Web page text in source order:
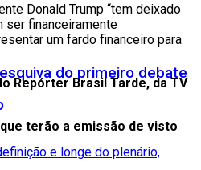
do primeiro debate
Donald Trump “tem deixado
ser financeiramente
um fardo financeiro para
Repórter Brasil Tarde, da TV
terão a emissão de visto